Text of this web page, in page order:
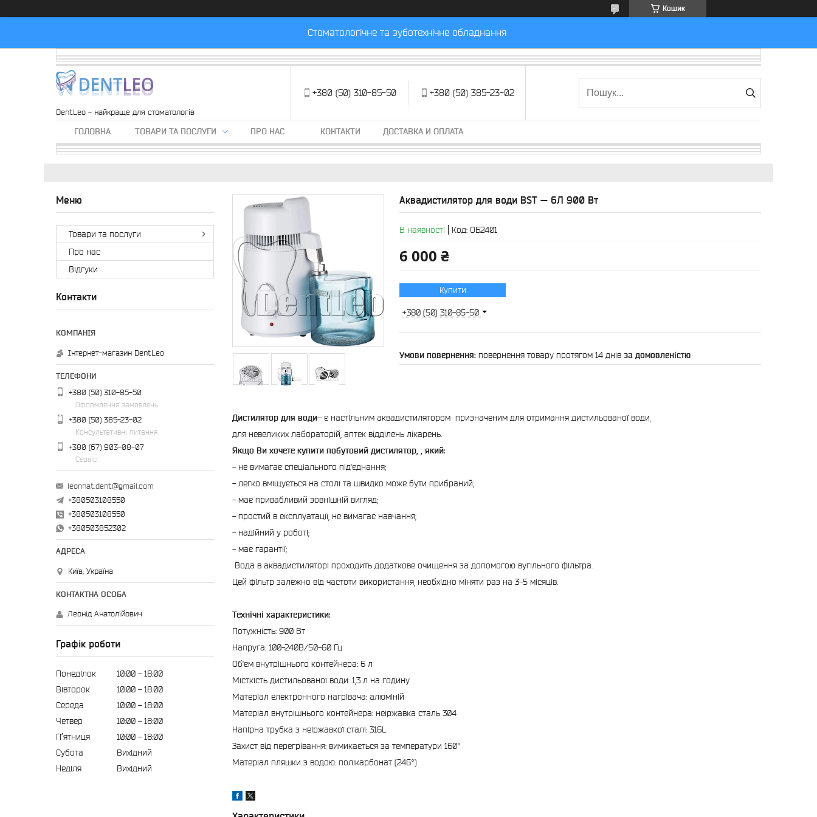
Кошик
Стоматологічне та зуботехнічне обладнання
DentLeo - найкраще для стоматологів
+380 (50) 310-85-50 +380 (50) 385-23-02
ГОЛОВНА ТОВАРИ ТА ПОСЛУГИ ПРО НАС КОНТАКТИ ДОСТАВКА И ОПЛАТА
Аквадистилятор для води BST — 6Л 900 Вт
В наявності Код: ОБ2401
6 000 ₴
Купити
+380 (50) 310-85-50
повернення товару протягом 14 днів за домовленістю
Дистилятор для води– є настільним аквадистилятором призначеним для отримання дистильованої води,
для невеликих лабораторій, аптек відділень лікарень.
Якщо Ви хочете купити побутовий дистилятор, , який:
- не вимагає спеціального під'єднання;
- легко вміщується на столі та швидко може бути прибраний;
- має привабливий зовнішній вигляд;
- простий в експлуатації, не вимагає навчання;
- надійний у роботі;
- має гарантії;
Вода в аквадистиляторі проходить додаткове очищення за допомогою вугільного фільтра.
Цей фільтр залежно від частоти використання, необхідно міняти раз на 3-5 місяців.
Технічні характеристики:
Потужність: 900 Вт
Напруга: 100-240В/50-60 Гц
Об'єм внутрішнього контейнера: 6 л
Місткість дистильованої води: 1,3 л на годину
Матеріал електронного нагрівача: алюміній
Матеріал внутрішнього контейнера: неіржавка сталь 304
Напірна трубка з неіржавкої сталі: 316L
Захист від перегрівання: вимикається за температури 160°
Матеріал пляшки з водою: полікарбонат (246°)
Товари та послуги
Про нас
Вiдгуки
Контакти
Інтернет-магазин DentLeo
+380 (50) 310-85-50
Оформлення замовлень
+380 (50) 385-23-02
Консультативні питання
+380 (67) 903-08-07
Сервіс
leonnat.dent@gmail.com
+380503108550
+380503108550
+380503852302
Київ, Україна
Леонід Анатолійович
Графік роботи
Понеділок 10:00
18:00
Вівторок
10:00
18:00
Середа
10:00
18:00
Четвер
10:00
18:00
Пʼятниця
10:00
18:00
Субота
Вихідний
Неділя
Вихідний